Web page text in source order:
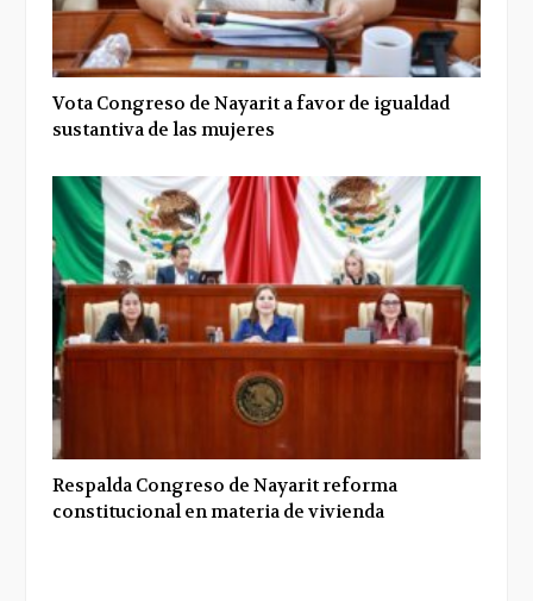
Vota Congreso de Nayarit a favor de igualdad
sustantiva de las mujeres
Respalda Congreso de Nayarit reforma
constitucional en materia de vivienda